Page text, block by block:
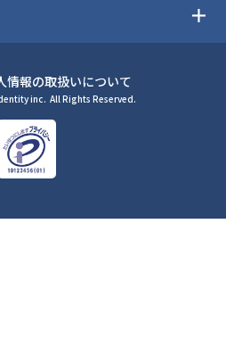
情報の取扱いについて
inc. All Rights Reserved.